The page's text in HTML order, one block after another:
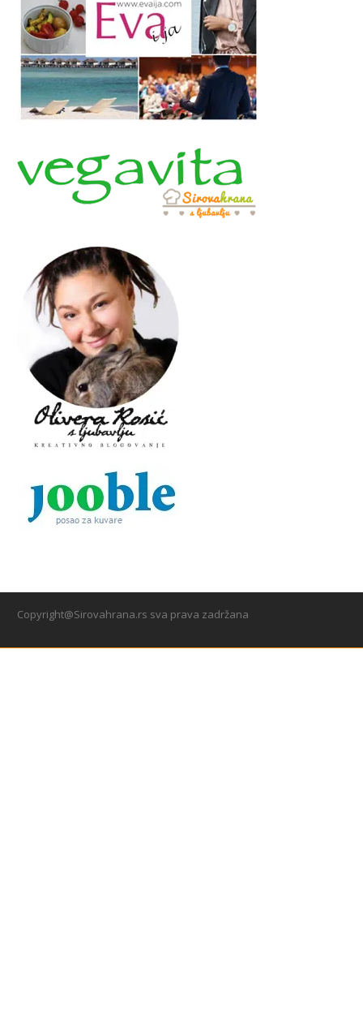
Copyright@Sirovahrana.rs sva prava zadržana